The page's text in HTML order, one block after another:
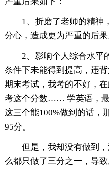
1、折磨了老师的精神
分心，造成更为严重的后果
2、影响个人综合水平
条件下未能得到提高，违
期末考试，我考的不好，
考这个分数…… 学英语，
这三个能100%做到的话，
95分。
但是，我却没有做到
么都只做了三分之一，导